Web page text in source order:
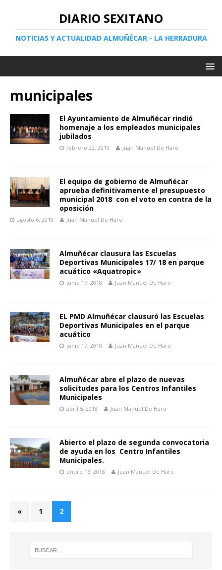
DIARIO SEXITANO
NOTICIAS Y ACTUALIDAD ALMUÑÉCAR - LA HERRADURA
municipales
El Ayuntamiento de Almuñécar rindió
homenaje a los empleados municipales
jubilados
febrero 22, 2019 Juan Manuel De Haro
El equipo de gobierno de Almuñécar
aprueba definitivamente el presupuesto
municipal 2018 con el voto en contra de la
oposición
agosto 6, 2018 Juan Manuel De Haro
Almuñécar clausura las Escuelas
Deportivas Municipales 17/ 18 en parque
acuático «Aquatropic»
junio 17, 2018 Juan Manuel De Haro
EL PMD Almuñécar clausuró las Escuelas
Deportivas Municipales en el parque
acuático
junio 17, 2018 Juan Manuel De Haro
Almuñécar abre el plazo de nuevas
solicitudes para los Centros Infantiles
Municipales
abril 5, 2018 Juan Manuel De Haro
Abierto el plazo de segunda convocatoria
de ayuda en los Centro Infantiles
Municipales.
enero 16, 2018 Juan Manuel De Haro
« 1 2